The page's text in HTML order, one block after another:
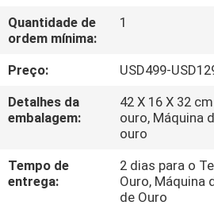
CONTROLE
DA
QUALIDADE
CONTACTE-
Quantidade de
ordem mínima:
1
Preço:
USD499-
Detalhes da
embalagem:
42 X 16 X 32
ouro, Máquina
ouro
Tempo de
entrega:
2 dias para o
Ouro, Máquina
de Ouro